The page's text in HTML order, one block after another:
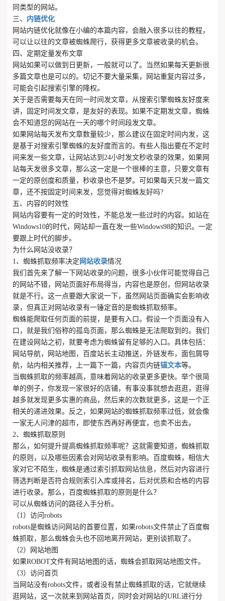
同类型的网站。
三、 内链优化
网站内链优化就像在小编的本篇内容，会融入很多以往的教程，
可以让以往的文章被蜘蛛爬行，获得更多文章被收录的机会。
四、定期定量发布文章
网站如果可以做到日更新，一般就可以了。当然如果每天更新很
多篇文章也是可以的。切记不要大量采集，网站重复内容过多，
可能会引起搜索引擎的降权。
关于是否需要每天在同一时间发文章，从搜索引擎蜘蛛友好度来
讲，固定时间发文章，是友好的表现。如果不定期发文章，蜘蛛
会不知道您的网站在一天的哪个时间段发文章。
如果网站每天发布文章数量较少，那么建议在固定时间内发，这
是基于对搜索引擎蜘蛛的友好度而言的。有些人指出要在不定时
间来发一些文章，让网站达到24小时发文秒收录的效果，如果网
站每天发很多文章，那么这一定是一个很棒的主意，只要文章有
一定的原创度和质量，秒收录也不是梦。可如果每天只发一篇文
章，还不按固定时间来发，您觉得对蜘蛛友好吗?
五、内容的时效性
网站内容要有一定的时效性，不能总发一些过时的内容。如站在
Windows10的时代，网站却一直在发一些Windows98的知识。一定
要跟上时代的脚步。
为什么网站没收录？
1、蜘蛛抓取频率决定 网站收录情况
我们首先来了解一下网站收录的问题，很多小伙伴可能觉得自己
的网站不错，网站页面好布局得当，内容也是原创，但网站收录
就是不行。这一点要跟大家说一下，虽然网站页面确实会影响收
录，但真正对网站收录有一锤定音的是蜘蛛抓取频率。
蜘蛛能爬取任何页面的前提，是要有入口。假设一个页面没有入
口，就是我们俗称的孤岛页面，那么蜘蛛是无法爬取到的。我们
在建设网站之初，就要考虑为蜘蛛留有足够的入口。具体包括：
网站导航，网站地图，百度站长主动推送，外链发布，面包屑导
航，站内相关推荐，上一篇下一篇，内容页内链锚文本等。
当蜘蛛抓取的频率越高，意味着网站的收录更多更快。举个很简
单的例子，你发现一家很好的店铺，有事没事就想去逛逛，逛得
越多就发现更多实惠的商品，然后来的次数就更多，这是一个正
相关的递进效果。反之，如果网站的蜘蛛抓取频率过低，就会像
一家无人问津的超市，即使东西再好再便宜，也卖不出去。
2、蜘蛛抓取原则
那么，如何提升提高蜘蛛抓取频率呢？这就需要知道，蜘蛛抓取
的原则，以及哪些因素会对网站收录有影响。百度蜘蛛，相信大
家对它不陌生，蜘蛛是通过索引抓取网站信息，然后对内容进行
筛选判断是否符合规则索引入库或排名，后对优质和合格的内容
进行收录。那么，百度蜘蛛抓取的原则是什么？
可以从蜘蛛访问的路径入手分析。
（1）访问robots
robots是蜘蛛访问网站的首要位置，如果robots文件禁止了百度蜘
蛛抓取，那么蜘蛛会头也不回地离开网站，更别谈抓取了。
（2）网站地图
如果ROBOT文件有网站地图的话，蜘蛛会抓取网站地图文件。
（3）访问首页
当网站没有robots文件，或者没有禁止蜘蛛抓取的话，它就继续
逛网站，这一次就来到网站首页，同时会对网站的URL进行分